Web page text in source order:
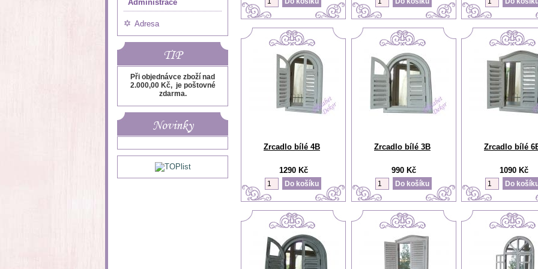
Administrace
Adresa
TIP
Při objednávce zboží nad
2.000,00 Kč, je poštovné
zdarma.
Novinky
Zrcadlo bílé 4B
1290 Kč
Zrcadlo bílé 3B
990 Kč
Zrcadlo bílé
1090 Kč